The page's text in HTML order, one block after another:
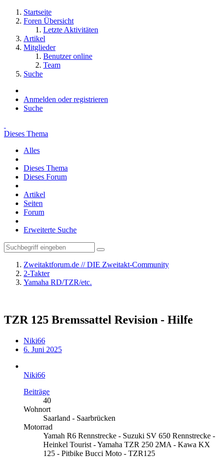
Startseite
Foren Übersicht
Letzte Aktivitäten
Artikel
Mitglieder
Benutzer online
Team
Suche
Anmelden oder registrieren
Suche
Dieses Thema
Alles
Dieses Thema
Dieses Forum
Artikel
Seiten
Forum
Erweiterte Suche
Zweitaktforum.de // DIE Zweitakt-Community
2-Takter
Yamaha RD/TZR/etc.
TZR 125 Bremssattel Revision - Hilfe
Niki66
6. Juni 2025
Niki66
Beiträge
40
Wohnort
Saarland - Saarbrücken
Motorrad
Yamah R6 Rennstrecke - Suzuki SV 650 Rennstrecke -
Heinkel Tourist - Yamaha TZR 250 2MA - Kawa KX
125 - Pitbike Bucci Moto - TZR125